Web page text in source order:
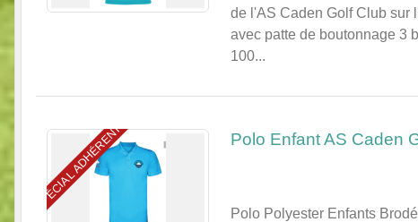
de l'AS Caden Golf Club sur
avec patte de boutonnage 3
100...
SPÉCIAL ADHÉRENTS Polo Enfant AS Caden
Polo Polyester Enfants